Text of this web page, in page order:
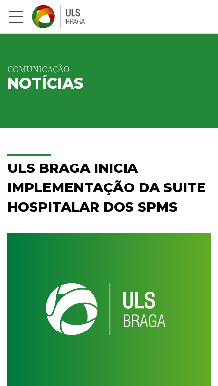
Saltar para conteúdo principal
COMUNICAÇÃO
NOTÍCIAS
ULS BRAGA INICIA
IMPLEMENTAÇÃO DA SUITE
HOSPITALAR DOS SPMS